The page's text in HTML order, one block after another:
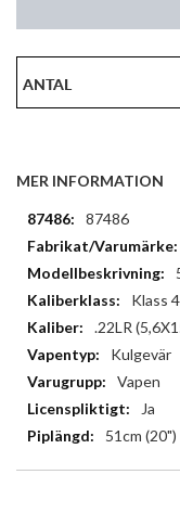
ANTAL
MER INFORMATION
Mer
information
87486
Klass 4
.22LR
Kulgevär
Vapen
Ja
51cm (20")